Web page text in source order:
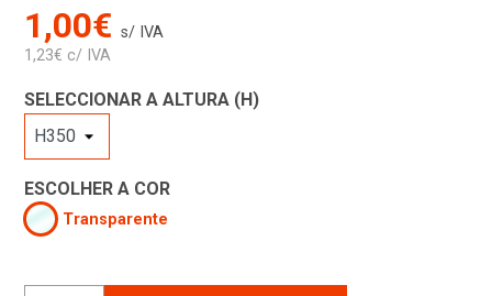
1,00€ s/ IVA
1,23€ c/ IVA
SELECCIONAR A ALTURA (H)
ESCOLHER A COR
Transparente